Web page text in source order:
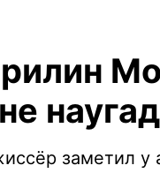
наугад
заметил у